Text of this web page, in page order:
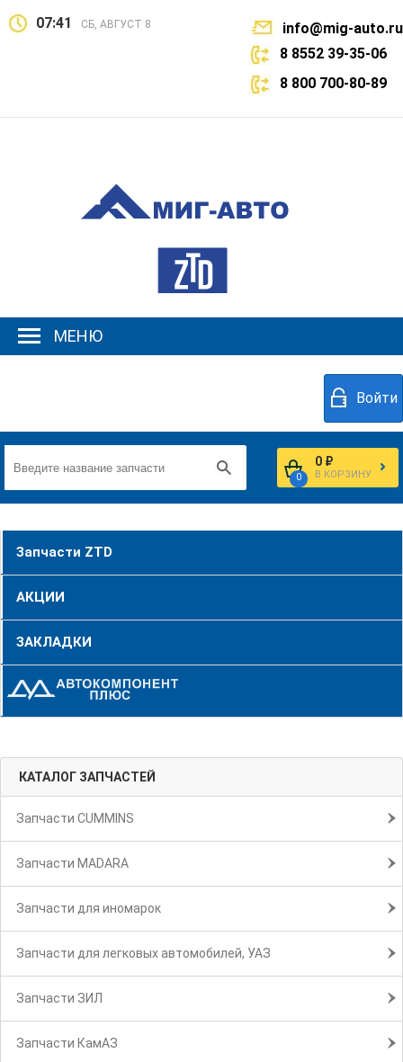
07:41 СБ, АВГУСТ 8
info@mig-auto.ru
8 8552 39-35-06
8 800 700-80-89
МЕНЮ
Войти
0
0 ₽
В КОРЗИНУ
Запчасти ZTD
АКЦИИ
ЗАКЛАДКИ
КАТАЛОГ ЗАПЧАСТЕЙ
Запчасти CUMMINS
Запчасти MADARA
Запчасти для иномарок
Запчасти для легковых автомобилей, УАЗ
Запчасти ЗИЛ
Запчасти КамАЗ